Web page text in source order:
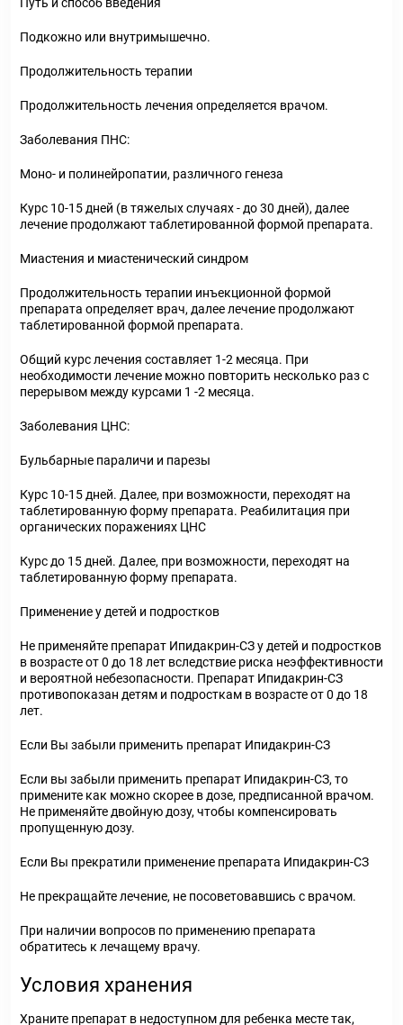
Подкожно или внутримышечно.
Продолжительность терапии
Продолжительность лечения определяется врачом.
Заболевания ПНС:
Моно- и полинейропатии, различного генеза
Курс 10-15 дней (в тяжелых случаях - до 30 дней), далее
лечение продолжают таблетированной формой препарата.
Миастения и миастенический синдром
Продолжительность терапии инъекционной формой
препарата определяет врач, далее лечение продолжают
таблетированной формой препарата.
Общий курс лечения составляет 1-2 месяца. При
необходимости лечение можно повторить несколько раз с
перерывом между курсами 1 -2 месяца.
Заболевания ЦНС:
Бульбарные параличи и парезы
Курс 10-15 дней. Далее, при возможности, переходят на
таблетированную форму препарата. Реабилитация при
органических поражениях ЦНС
Курс до 15 дней. Далее, при возможности, переходят на
таблетированную форму препарата.
Применение у детей и подростков
Не применяйте препарат Ипидакрин-СЗ у детей и подростков
в возрасте от 0 до 18 лет вследствие риска неэффективности
и вероятной небезопасности. Препарат Ипидакрин-СЗ
противопоказан детям и подросткам в возрасте от 0 до 18
лет.
Если Вы забыли применить препарат Ипидакрин-СЗ
Если вы забыли применить препарат Ипидакрин-СЗ, то
примените как можно скорее в дозе, предписанной врачом.
Не применяйте двойную дозу, чтобы компенсировать
пропущенную дозу.
Если Вы прекратили применение препарата Ипидакрин-СЗ
Не прекращайте лечение, не посоветовавшись с врачом.
При наличии вопросов по применению препарата
обратитесь к лечащему врачу.
Условия хранения
Храните препарат в недоступном для ребенка месте так,